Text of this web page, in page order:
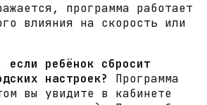
программа работает
влияния на скорость или
если ребёнок сбросит
настроек?
Программа
вы увидите в кабинете